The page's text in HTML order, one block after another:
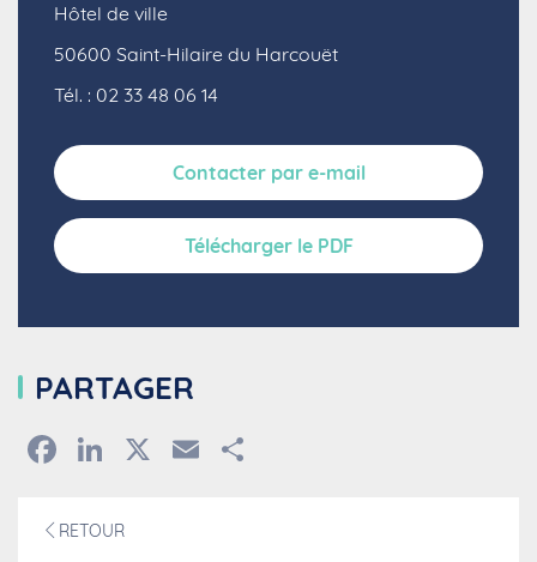
Hôtel de ville
50600 Saint-Hilaire du Harcouët
Tél. : 02 33 48 06 14
Contacter par e-mail
Télécharger le PDF
PARTAGER
Facebook
LinkedIn
X Email
RETOUR